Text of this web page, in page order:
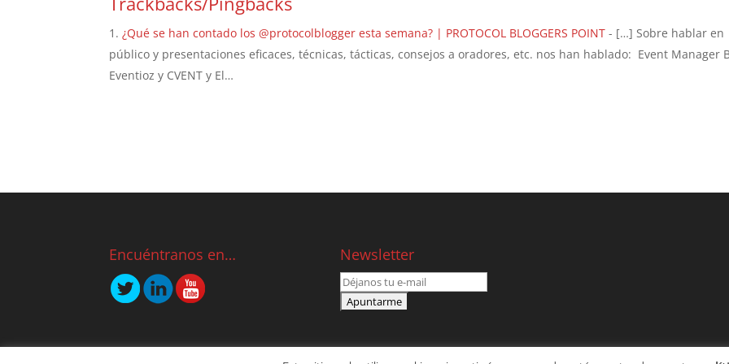
¿Qué se han contado los @protocolblogger esta semana? | PROTOCOL BLOGGERS POINT - […] Sobre hablar en
público y presentaciones eficaces, técnicas, tácticas, consejos a oradores, etc. nos han hablado: Event Manager
Eventioz y CVENT y El…
Encuéntranos en… Newsletter